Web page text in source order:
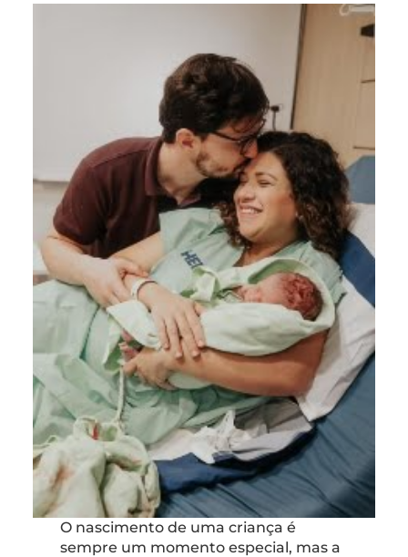
O nascimento de uma criança é
sempre um momento especial, mas a